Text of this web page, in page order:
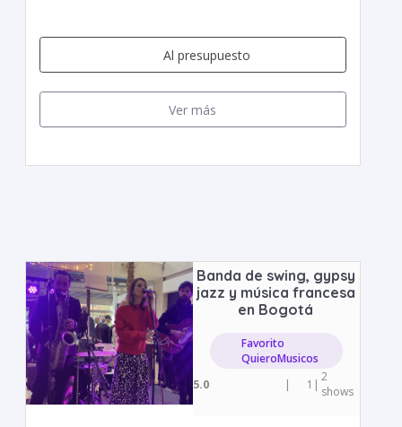
Al presupuesto
Ver más
Banda de swing, gypsy
jazz y música francesa
en Bogotá
Favorito
QuieroMusicos
5.0
| 1 | 2
shows